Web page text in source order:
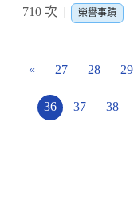
710 次
榮譽事蹟
« 27 28 29
36 37 38